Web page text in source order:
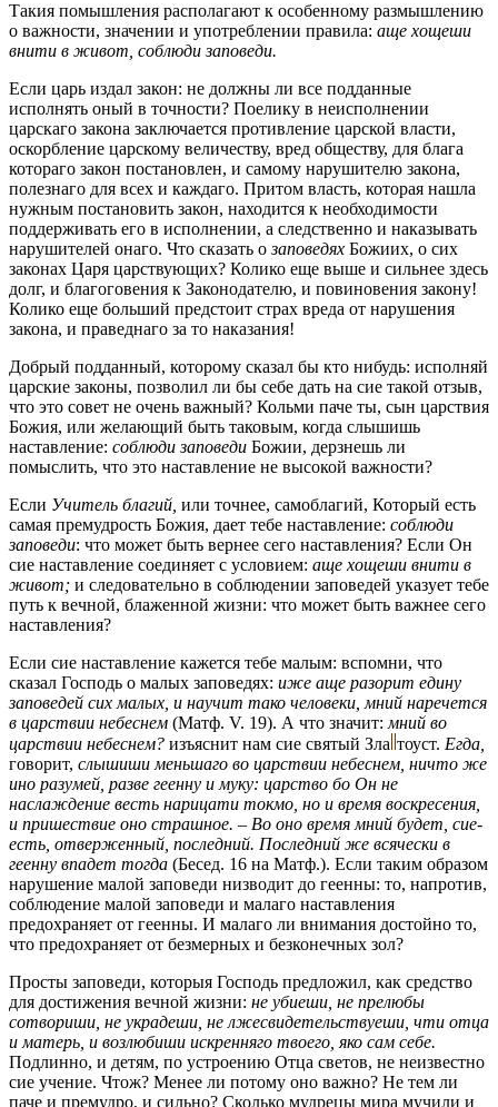
Такия помышления располагают к особенному размышлению
о важности, значении и употреблении правила: аще хощеши
внити в живот, соблюди заповеди.
Если царь издал закон: не должны ли все подданные
исполнять оный в точности? Поелику в неисполнении
царскаго закона заключается противление царской власти,
оскорбление царскому величеству, вред обществу, для блага
котораго закон постановлен, и самому нарушителю закона,
полезнаго для всех и каждаго. Притом власть, которая нашла
нужным постановить закон, находится к необходимости
поддерживать его в исполнении, а следственно и наказывать
нарушителей онаго. Что сказать озаповедях Божиих, о сих
законах Царя царствующих? Колико еще выше и сильнее здесь
долг, и благоговения к Законодателю, и повиновения закону!
Колико еще больший предстоит страх вреда от нарушения
закона, и праведнаго за то наказания!
Добрый подданный, которому сказал бы кто нибудь: исполняй
царские законы, позволил ли бы себе дать на сие такой отзыв,
что это совет не очень важный? Кольми паче ты, сын царствия
Божия, или желающий быть таковым, когда слышишь
наставление: соблюди заповеди Божии, дерзнешь ли
помыслить, что это наставление не высокой важности?
Если Учитель благий, или точнее, самоблагий, Который есть
самая премудрость Божия, дает тебе наставление: соблюди
заповеди: что может быть вернее сего наставления? Если Он
cиe наставление соединяет с условием: аще хощеши внити в
живот; и следовательно в соблюдении заповедей указует тебе
путь к вечной, блаженной жизни: что может быть важнее сего
наставления?
Если сие наставление кажется тебе малым: вспомни, что
сказал Господь о малых заповедях: иже аще разорит едину
заповедей сих малых, и научит тако человеки, мний наречется
в царствии небеснем (Матф. V. 19). А что значит: мний во
царствии небеснем? изъяснит нам cиe святый Зла тоуст. Егда,
говорит, слышиши меньшаго во царствии небеснем, ничто же
ино разумей, разве геенну и муку: царство бо Он не
наслаждение весть нарицати токмо, но и время воскресения,
и пpuшecmвиe оно страшное. – Во оно время мний будет, cие-
есть, отверженный, последний. Последний же всячески в
геенну впадет тогда (Бесед. 16 на Матф.). Если таким образом
нарушение малой заповеди низводит до геенны: то, напротив,
соблюдение малой заповеди и малаго наставления
предохраняет от геенны. И малаго ли внимания достойно то,
что предохраняет от безмерных и безконечных зол?
Просты заповеди, которыя Господь предложил, как средство
для достижения вечной жизни: не yбиeшu, не прелюбы
сотвориши, не украдеши, не лжесвидетельствуеши, чти отца
и матерь, и возлюбиши искренняго твоего, яко сам себе.
Подлинно, и детям, по устроению Отца светов, не неизвестно
cиe учение. Чтож? Менее ли потому оно важно? Не тем ли
паче и премудро, и сильно? Сколько мудрецы мира мучили и